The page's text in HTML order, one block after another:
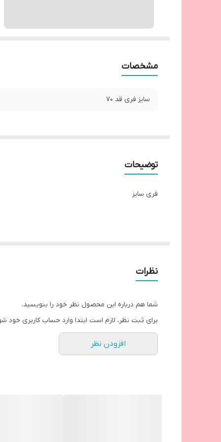
مشخصات
سایز فری قد ۷۰
توضیحات
فری‌ سایز
نظرات
شما هم درباره این محصول نظر خود را بنویسید.
برای ثبت نظر، لازم است ابتدا وارد حساب کاربری خود
افزودن نظر